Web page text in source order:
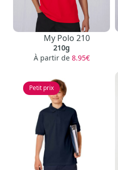
My Polo 210
210g
À partir de 8.95€
Petit prix